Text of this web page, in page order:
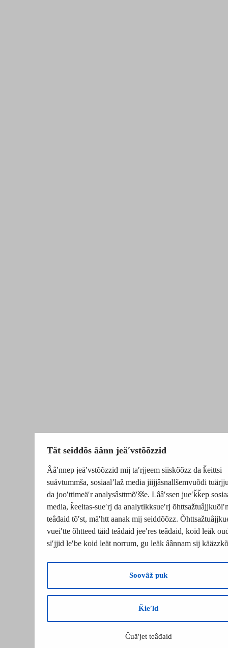
Tät seiddõs âânn jeäʹvstõõzzid
Ââʹnnep jeäʹvstõõzzid mij taʹrjjeem siiskõõzz da ǩeittsi
suåvtummša, sosiaalʼlaž media jiijjâsnallšemvuõđi
da jooʹttimeäʹr analysâsttmõʹšše. Lââʹssen jueʹǩǩep
media, ǩeeitas-sueʹrj da analytikksueʹrj
teâđaid tõʹst, mäʹhtt aanak mij seiddõõzz.
vueiʹtte õhtteed täid teâđaid jeeʹres teâđaid, koid leäk
siʹjjid leʹbe koid leät norrum, ǥu leäk âânnam sij
Soovâž puk
Ǩieʹld
Čuäʹjet teâđaid